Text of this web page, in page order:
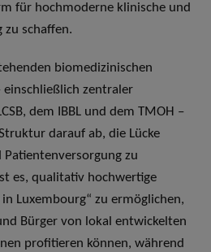
für hochmoderne klinische und
zu schaffen.
biomedizinischen
einschließlich zentraler
dem IBBL und dem TMOH –
darauf ab, die Lücke
Patientenversorgung zu
es, qualitativ hochwertige
Luxembourg“ zu ermöglichen,
Bürger von lokal entwickelten
profitieren können, während